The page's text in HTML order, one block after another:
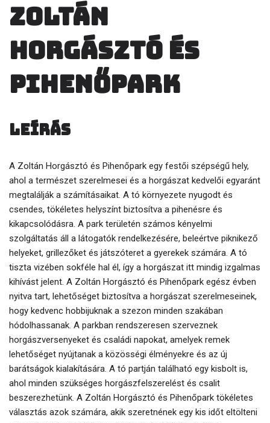
Zoltán
Horgásztó és
Pihenőpark
Leírás
A Zoltán Horgásztó és Pihenőpark egy festői szépségű hely,
ahol a természet szerelmesei és a horgászat kedvelői egyaránt
megtalálják a számításaikat. A tó környezete nyugodt és
csendes, tökéletes helyszínt biztosítva a pihenésre és
kikapcsolódásra. A park területén számos kényelmi
szolgáltatás áll a látogatók rendelkezésére, beleértve piknikező
helyeket, grillezőket és játszóteret a gyerekek számára. A tó
tiszta vizében sokféle hal él, így a horgászat itt mindig izgalmas
kihívást jelent. A Zoltán Horgásztó és Pihenőpark egész évben
nyitva tart, lehetőséget biztosítva a horgászat szerelmeseinek,
hogy kedvenc hobbijuknak a szezon minden szakában
hódolhassanak. A parkban rendszeresen szerveznek
horgászversenyeket és családi napokat, amelyek remek
lehetőséget nyújtanak a közösségi élményekre és az új
barátságok kialakítására. A tó partján található egy kisbolt is,
ahol minden szükséges horgászfelszerelést és csalit
beszerezhetünk. A Zoltán Horgásztó és Pihenőpark tökéletes
választás azok számára, akik szeretnének egy kis időt eltölteni